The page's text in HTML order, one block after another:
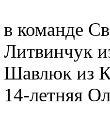
в команде
Литвинчук
Шавлюк из
14-летняя